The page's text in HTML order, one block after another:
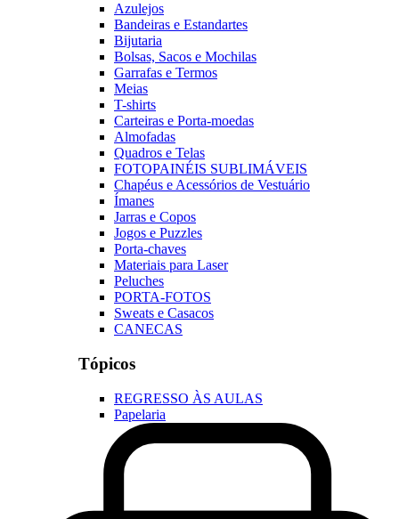
Azulejos
Bandeiras e Estandartes
Bijutaria
Bolsas, Sacos e Mochilas
Garrafas e Termos
Meias
T-shirts
Carteiras e Porta-moedas
Almofadas
Quadros e Telas
FOTOPAINÉIS SUBLIMÁVEIS
Chapéus e Acessórios de Vestuário
Ímanes
Jarras e Copos
Jogos e Puzzles
Porta-chaves
Materiais para Laser
Peluches
PORTA-FOTOS
Sweats e Casacos
CANECAS
Tópicos
REGRESSO ÀS AULAS
Papelaria